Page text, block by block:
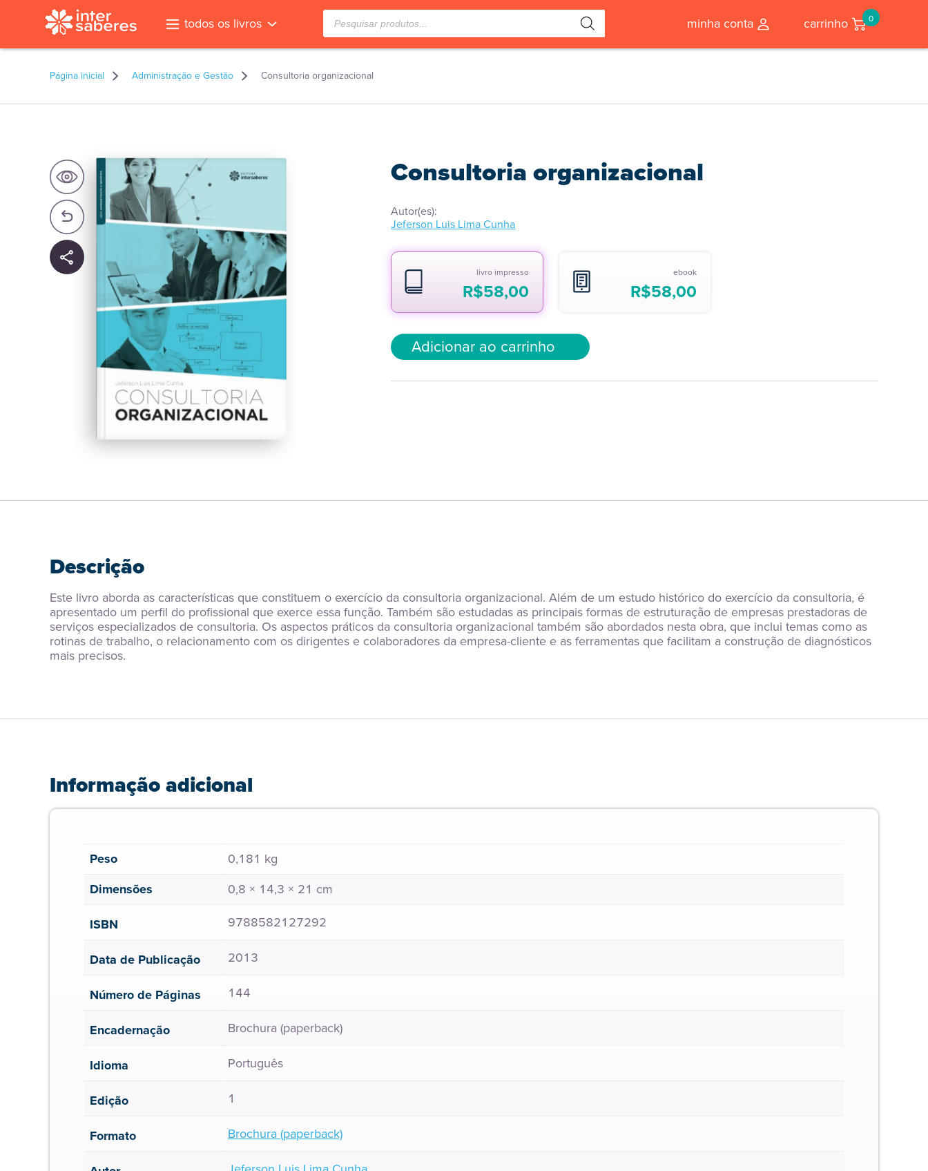
todos os livros Pesquisar
produtos minha conta carrinho 0
Página inicial Administração e Gestão Consultoria organizacional
Consultoria organizacional
Autor(es):
Jeferson Luis Lima Cunha
livro impresso
R$58,00
ebook
R$58,00
Adicionar ao carrinho
Descrição
Este livro aborda as características que constituem o exercício da consultoria organizacional. Além de um estudo histórico do exercício da consultoria, é
apresentado um perfil do profissional que exerce essa função. Também são estudadas as principais formas de estruturação de empresas prestadoras de
serviços especializados de consultoria. Os aspectos práticos da consultoria organizacional também são abordados nesta obra, que inclui temas como as
rotinas de trabalho, o relacionamento com os dirigentes e colaboradores da empresa-cliente e as ferramentas que facilitam a construção de diagnósticos
mais precisos.
Informação adicional
Peso
0,181 kg
Dimensões
0,8 × 14,3 × 21 cm
ISBN
9788582127292
Data de Publicação 2013
Número de Páginas 144
Encadernação Brochura (paperback)
Idioma Português
Edição 1
Formato Brochura (paperback)